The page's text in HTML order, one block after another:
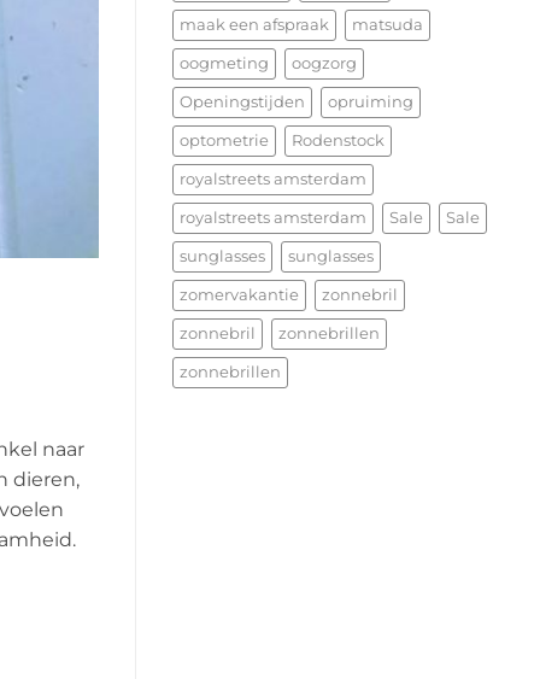
naar
dieren,
maak een afspraak matsuda
oogmeting oogzorg
Openingstijden opruiming
optometrie Rodenstock
royalstreets amsterdam
royalstreets amsterdam Sale Sale
sunglasses sunglasses
zomervakantie zonnebril
zonnebril zonnebrillen
zonnebrillen